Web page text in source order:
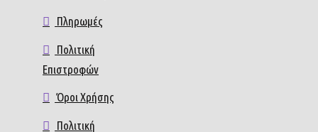
Πληρωμές
Πολιτική
Επιστροφών
Όροι Χρήσης
Πολιτική